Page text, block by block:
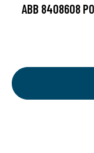
ABB 8408608